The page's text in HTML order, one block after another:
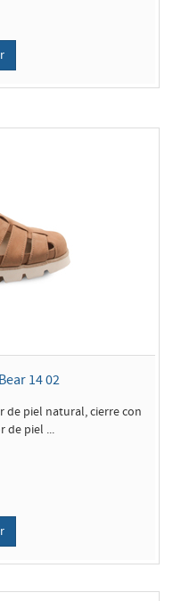
14 02
de piel natural, cierre con
de piel ...